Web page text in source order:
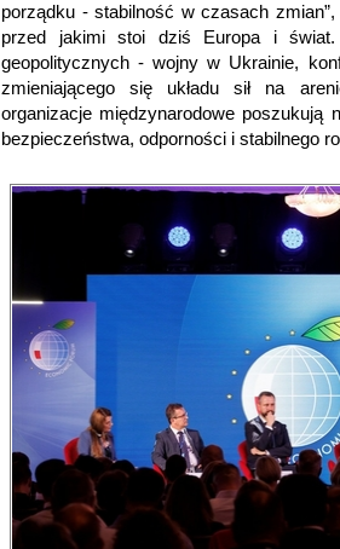
porządku - stabilność w czasach
przed jakimi stoi dziś Europa i
geopolitycznych - wojny w Ukrainie,
zmieniającego się układu sił na
organizacje międzynarodowe poszukują
bezpieczeństwa, odporności i stabilnego